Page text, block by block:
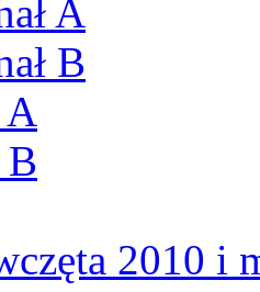
A
B
A
B
2010 i